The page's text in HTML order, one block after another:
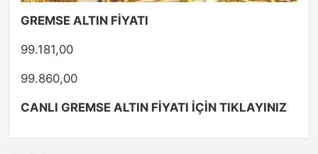
GREMSE ALTIN FİYATI
99.181,00
99.860,00
CANLI GREMSE ALTIN FİYATI İÇİN TIKLAYINIZ